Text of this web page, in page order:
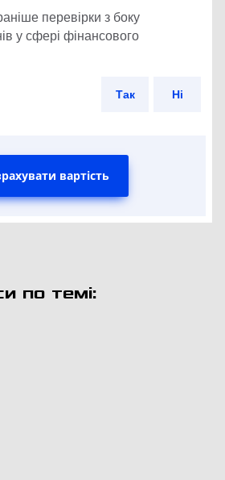
перевірки з боку
у сфері фінансового
Так Ні
вартість
по темі: